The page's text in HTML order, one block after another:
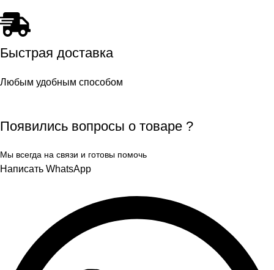
Быстрая доставка
Любым удобным способом
Появились вопросы о товаре ?
Мы всегда на связи и готовы помочь
Написать WhatsApp